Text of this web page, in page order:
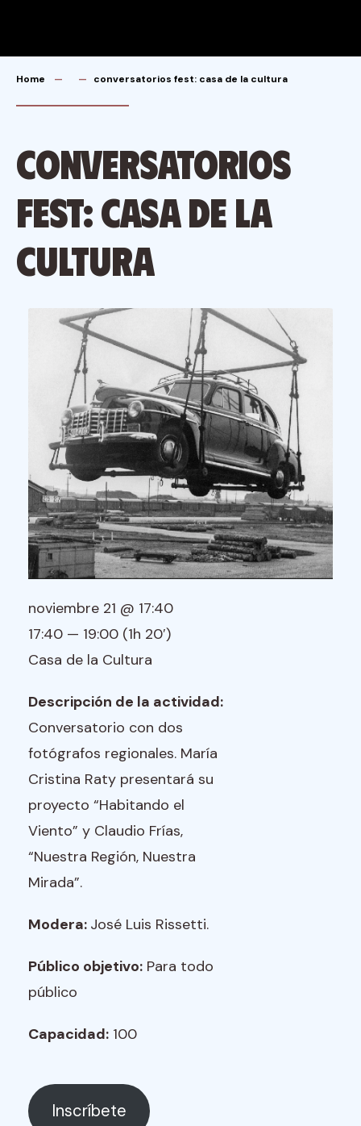
Home conversatorios fest: casa de la cultura
conversatorios
fest: casa de la
cultura
Descripción de la actividad:
Conversatorio con dos
fotógrafos regionales. María
Cristina Raty presentará su
proyecto “Habitando el
Viento” y Claudio Frías,
“Nuestra Región, Nuestra
Mirada”.
Modera: José Luis Rissetti.
Público objetivo: Para todo
público
Capacidad: 100
Inscríbete
noviembre 21 @ 17:40
17:40 — 19:00 (1h 20′)
Casa de la Cultura